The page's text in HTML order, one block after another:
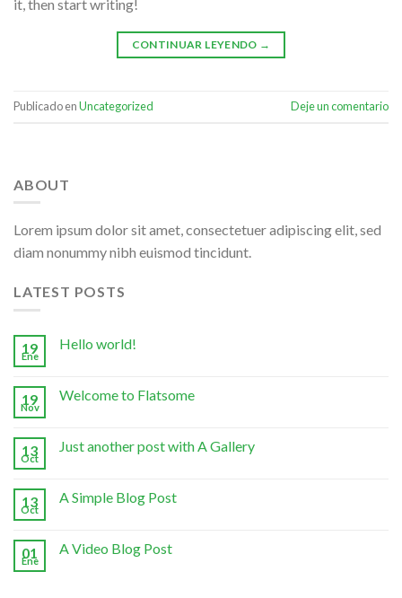
it, then start writing!
CONTINUAR LEYENDO →
Publicado enUncategorized Deje un comentario
ABOUT
Lorem ipsum dolor sit amet, consectetuer adipiscing elit, sed
diam nonummy nibh euismod tincidunt.
LATEST POSTS
19
Ene
Hello world!
19
Nov
Welcome to Flatsome
13
Oct
Just another post with A Gallery
13
Oct
A Simple Blog Post
01
Ene
A Video Blog Post